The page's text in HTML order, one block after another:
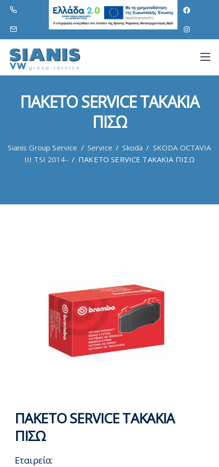
ΠΑΚΕΤΟ SERVICE ΤΑΚΑΚΙΑ
ΠΙΣΩ
Sianis Group Service / Service / Skoda / SKODA OCTAVIA
III TSI 2014- / ΠΑΚΕΤΟ SERVICE ΤΑΚΑΚΙΑ ΠΙΣΩ
ΠΑΚΕΤΟ SERVICE ΤΑΚΑΚΙΑ
ΠΙΣΩ
Εταιρεία: